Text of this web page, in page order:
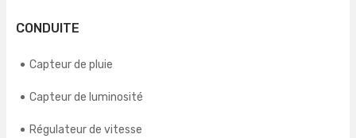
CONDUITE
Capteur de pluie
Capteur de luminosité
Régulateur de vitesse